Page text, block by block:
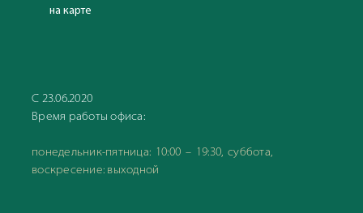
на карте
С 23.06.2020
Время работы офиса:
понедельник-пятница: 10:00 – 19:30, суббота,
воскресение: выходной